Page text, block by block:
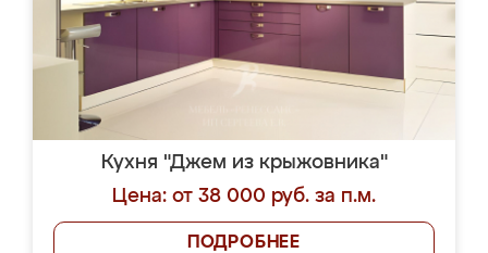
Кухня "Джем из крыжовника"
Цена: от 38 000 руб. за п.м.
ПОДРОБНЕЕ